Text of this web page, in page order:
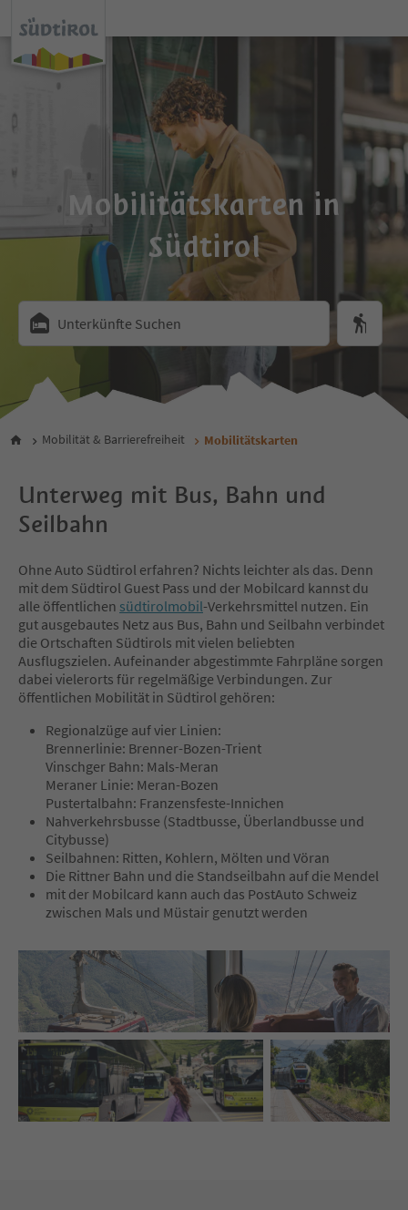
Mobilitätskarten in
Südtirol
Unterkünfte Suchen
Mobilität & Barrierefreiheit Mobilitätskarten
Unterweg mit Bus, Bahn und
Seilbahn
Ohne Auto Südtirol erfahren? Nichts leichter als das. Denn
mit dem Südtirol Guest Pass und der Mobilcard kannst du
alle öffentlichen südtirolmobil-Verkehrsmittel nutzen. Ein
gut ausgebautes Netz aus Bus, Bahn und Seilbahn verbindet
die Ortschaften Südtirols mit vielen beliebten
Ausflugszielen. Aufeinander abgestimmte Fahrpläne sorgen
dabei vielerorts für regelmäßige Verbindungen. Zur
öffentlichen Mobilität in Südtirol gehören:
Regionalzüge auf vier Linien:
Brennerlinie: Brenner-Bozen-Trient
Vinschger Bahn: Mals-Meran
Meraner Linie: Meran-Bozen
Pustertalbahn: Franzensfeste-Innichen
Nahverkehrsbusse (Stadtbusse, Überlandbusse und
Citybusse)
Seilbahnen: Ritten, Kohlern, Mölten und Vöran
Die Rittner Bahn und die Standseilbahn auf die Mendel
mit der Mobilcard kann auch das PostAuto Schweiz
zwischen Mals und Müstair genutzt werden